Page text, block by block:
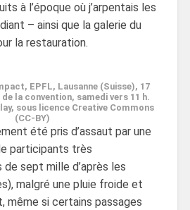
à l’époque où j’arpentais les
– ainsi que la galerie du
la restauration.
EPFL, Lausanne (Suisse), 17
la convention, samedi vers 11 h.
sous licence Creative Commons
(CC-BY)
été pris d’assaut par une
participants très
sept mille d’après les
malgré une pluie froide et
même si certains passages